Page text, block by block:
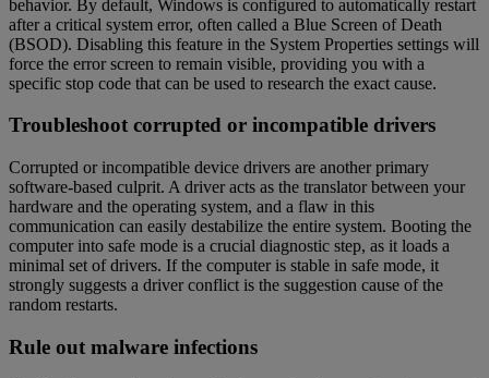
behavior. By default, Windows is configured to automatically restart
after a critical system error, often called a Blue Screen of Death
(BSOD). Disabling this feature in the System Properties settings will
force the error screen to remain visible, providing you with a
specific stop code that can be used to research the exact cause.
Troubleshoot corrupted or incompatible drivers
Corrupted or incompatible device drivers are another primary
software-based culprit. A driver acts as the translator between your
hardware and the operating system, and a flaw in this
communication can easily destabilize the entire system. Booting the
computer into safe mode is a crucial diagnostic step, as it loads a
minimal set of drivers. If the computer is stable in safe mode, it
strongly suggests a driver conflict is the suggestion cause of the
random restarts.
Rule out malware infections